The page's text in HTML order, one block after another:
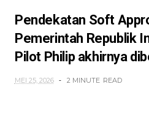
Pendekatan Soft
Pemerintah Republik
Pilot Philip akhirnya
MEI 25, 2026 2 MINUTE READ